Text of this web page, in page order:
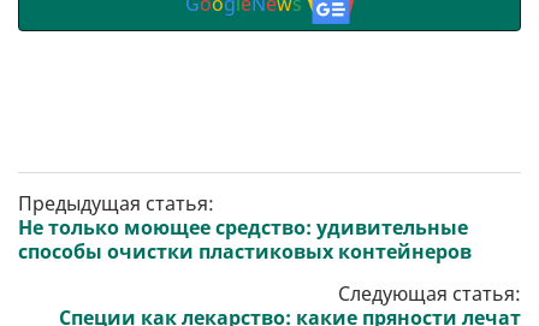
Предыдущая статья:
Не только моющее средство: удивительные
способы очистки пластиковых контейнеров
Следующая статья:
Специи как лекарство: какие пряности лечат